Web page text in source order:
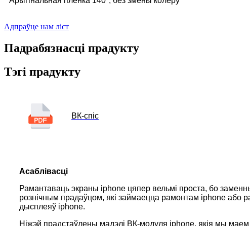
Адпраўце нам ліст
Падрабязнасці прадукту
Тэгі прадукту
ВК-спіс
Асаблівасці
Рамантаваць экраны iphone цяпер вельмі проста, бо
рознічным прадаўцом, які займаецца рамонтам iphone або
дысплеяў iphone.
Ніжэй прадстаўлены мадэлі ВК-модуля iphone, якія мы маем